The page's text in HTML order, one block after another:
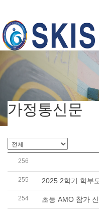
가정통신문
256
255 2025 2학기 학부
254 초등 AMO 참가